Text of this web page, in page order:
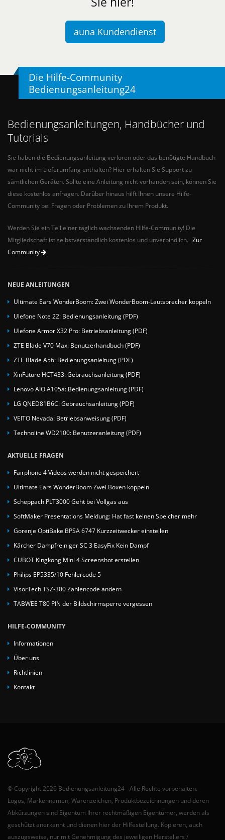
auna Kundendienst
Die Hilfe-Community
Bedienungsanleitung24
Bedienungsanleitungen, Handbücher und
Tutorials
Sie haben die Bedienungsanleitung verloren oder das benötigte Handbuch
war nicht im Lieferumfang enthalten? Hier erhalten Sie Support zu
sämtlichen Geräten. Sollte eine Anleitung nicht vorhanden sein, können Sie
diese kostenlos anfragen. Darüber hinaus hilft Ihnen unsere Hilfe-
Community bei Fragen oder Problemen zu Ihrem Produkt.
Werden Sie ein Teil einer täglich wachsenden Hilfe-Community! Die
Mitgliedschaft ist selbstverständlich kostenlos und unverbindlich. Zur
Community
NEUE ANLEITUNGEN
Ultimate Ears WonderBoom: Zwei WonderBoom-Lautsprecher koppeln
Ulefone Note 22: Bedienungsanleitung (PDF)
Ulefone Armor X32 Pro: Betriebsanleitung (PDF)
ZTE Blade V70 Max: Benutzerhandbuch (PDF)
ZTE Blade A56: Bedienungsanleitung (PDF)
XinFuture HCT433: Gebrauchsanleitung (PDF)
Lenovo AIO A105a: Bedienungsanleitung (PDF)
LG QNED81B6C: Gebrauchsanleitung (PDF)
VEITO Nevada: Betriebsanweisung (PDF)
Technoline WD2100: Benutzeranleitung (PDF)
AKTUELLE FRAGEN
Fairphone 4 Videos werden nicht gespeichert
Ultimate Ears WonderBoom Zwei Boxen koppeln
Scheppach PLT3000 Geht bei Vollgas aus
SoftMaker Presentations Meldung: Hat fast keinen Speicher mehr
Gorenje OptiBake BPSA 6747 Kurzzeitwecker einstellen
Kärcher Dampfreiniger SC 3 EasyFix Kein Dampf
CUBOT Kingkong Mini 4 Screenshot erstellen
Philips EP5335/10 Fehlercode 5
VisorTech TSZ-300 Zahlencode ändern
TABWEE T80 PIN der Bildschirmsperre vergessen
HILFE-COMMUNITY
Informationen
Über uns
Richtlinien
Kontakt
© Copyright 2026 Bedienungsanleitung24 - Alle Rechte vorbehalten.
Logos, Markennamen, Warenzeichen, Produktbezeichnungen und deren
Abkürzungen sind Eigentum Ihrer rechtmäßigen Eigentümer, werden als
geschützt anerkannt und dienen hier der Hilfestellung. Kopieren, auch
auszugsweise, nur mit Genehmigung des jeweiligen Herstellers /